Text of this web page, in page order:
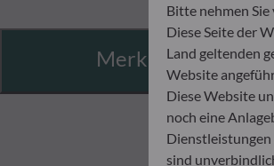
Merkmale
Bitte nehmen
Diese Seite der
Land geltenden
Website
Diese Website
noch eine
sind